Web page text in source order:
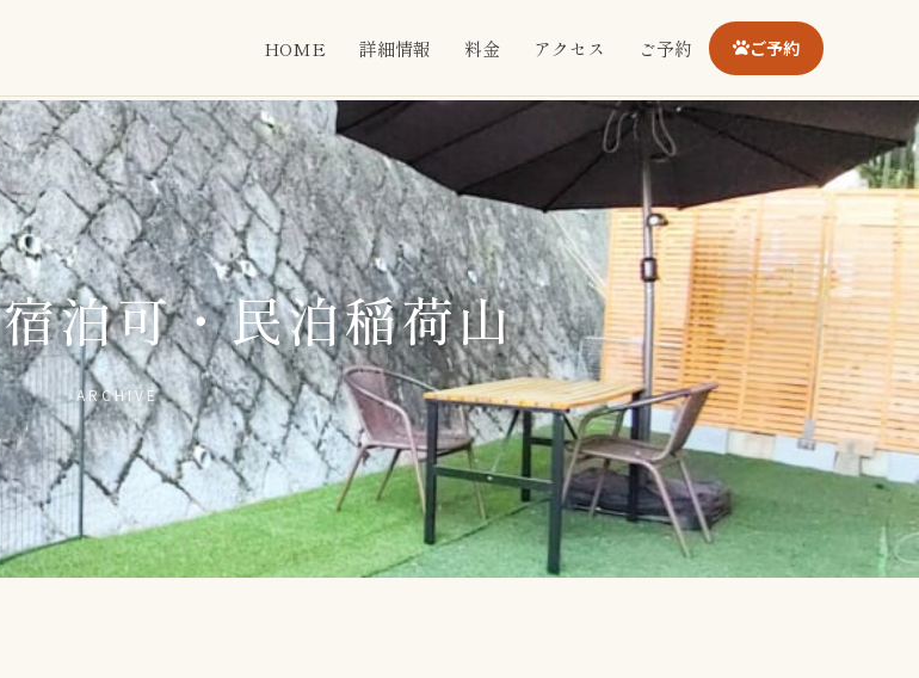
HOME 詳細情報 料金 アクセス ご予約 ご予約
泊可・民泊稲荷山
ARCHIVE